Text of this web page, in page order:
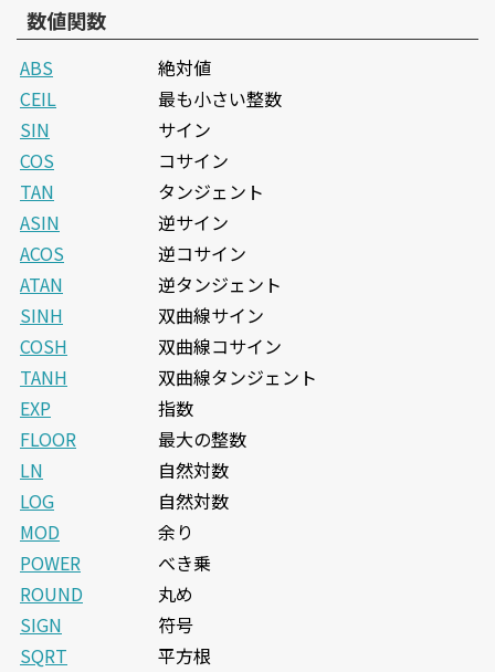
数値関数
ABS
絶対値
CEIL
最も小さい整数
SIN
サイン
COS
コサイン
TAN
タンジェント
ASIN
逆サイン
ACOS
逆コサイン
ATAN
逆タンジェント
SINH
双曲線サイン
COSH
双曲線コサイン
TANH
双曲線タンジェント
EXP
指数
FLOOR
最大の整数
LN
自然対数
LOG
自然対数
MOD
余り
POWER
べき乗
ROUND
丸め
SIGN
符号
SQRT
平方根